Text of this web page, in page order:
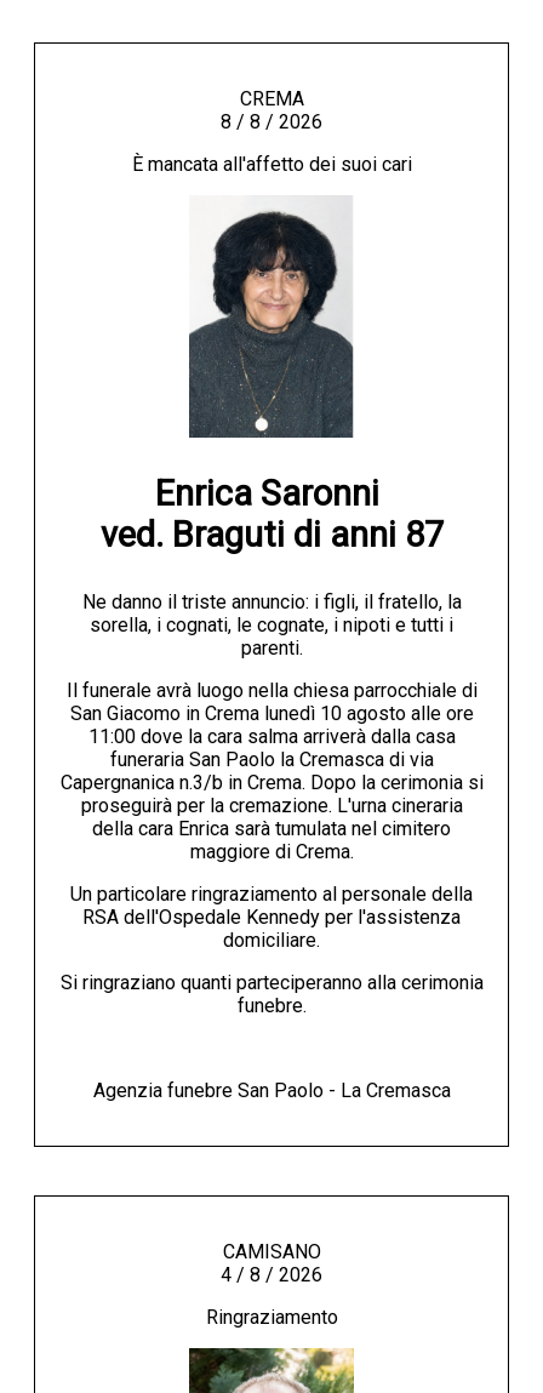
CREMA
8 / 8 / 2026
È mancata all'affetto dei suoi cari
Enrica Saronni
ved. Braguti di anni 87
Ne danno il triste annuncio: i figli, il fratello, la
sorella, i cognati, le cognate, i nipoti e tutti i
parenti.
Il funerale avrà luogo nella chiesa parrocchiale di
San Giacomo in Crema lunedì 10 agosto alle ore
11:00 dove la cara salma arriverà dalla casa
funeraria San Paolo la Cremasca di via
Capergnanica n.3/b in Crema. Dopo la cerimonia si
proseguirà per la cremazione. L'urna cineraria
della cara Enrica sarà tumulata nel cimitero
maggiore di Crema.
Un particolare ringraziamento al personale della
RSA dell'Ospedale Kennedy per l'assistenza
domiciliare.
Si ringraziano quanti parteciperanno alla cerimonia
funebre.
Agenzia funebre San Paolo - La Cremasca
CAMISANO
4 / 8 / 2026
Ringraziamento